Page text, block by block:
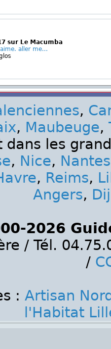
sur Le Macumba
aller me...
,
, Maubeuge,
dans les
, Nice, Nantes
, Reims,
Angers,
2026
/ Tél.
/
: Artisan
l'Habitat